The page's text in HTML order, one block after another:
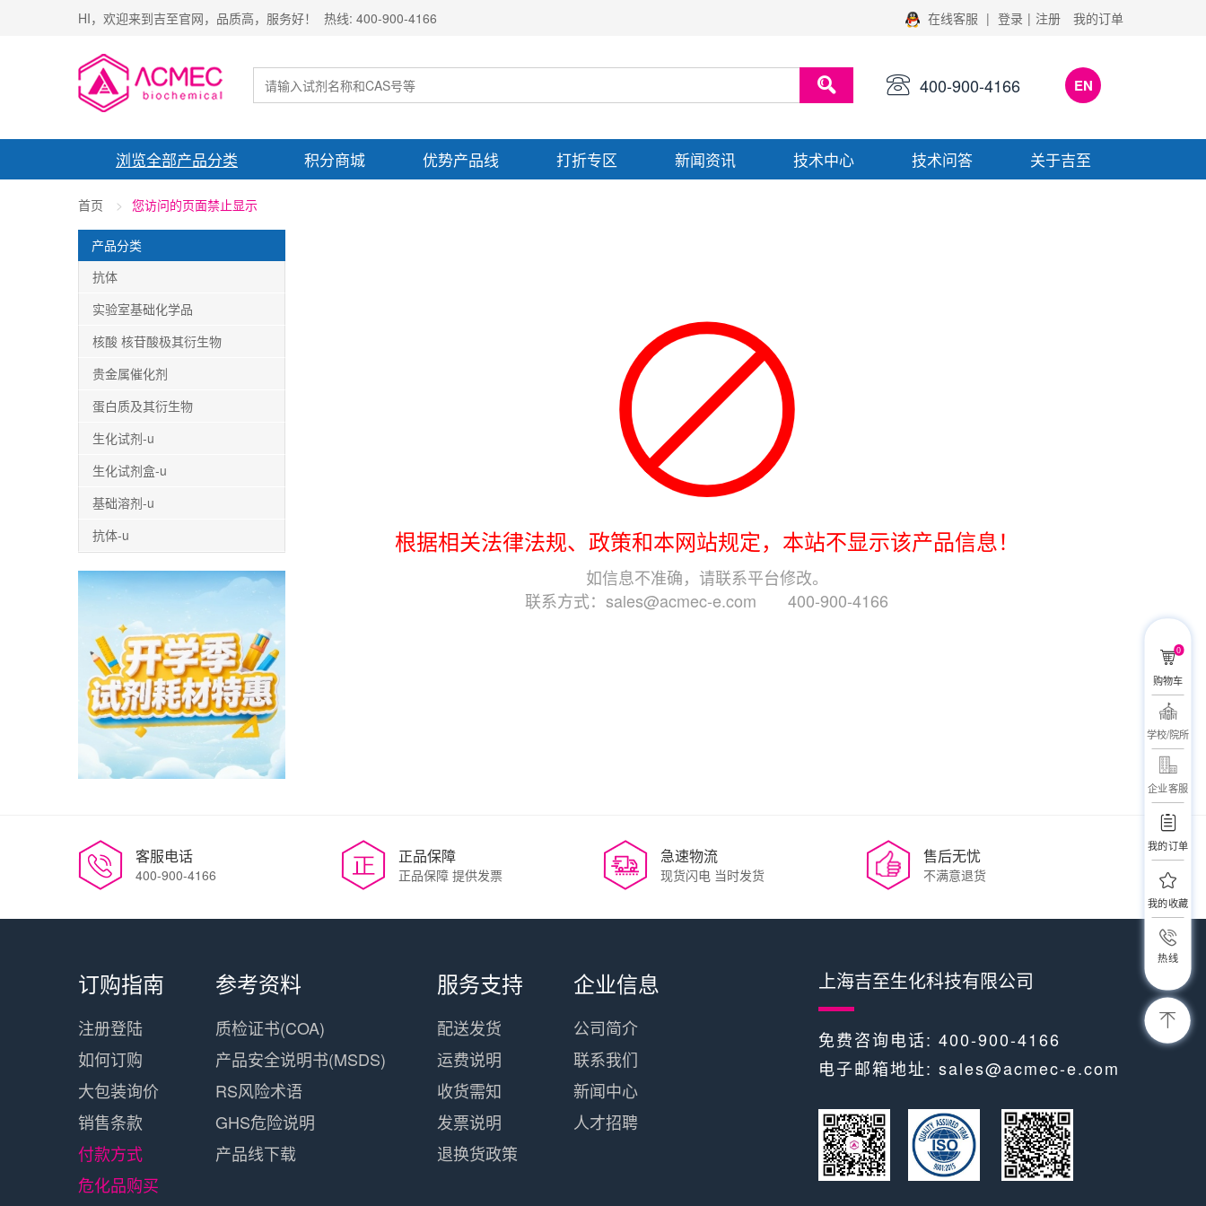
HI，欢迎来到吉至官网，品质高，服务好！ 热线: 400-900-4166 在线客服 | 登录 | 注册 我的订单
400-900-4166 EN
浏览全部产品分类 积分商城 优势产品线 打折专区 新闻资讯 技术中心 技术问答 关于吉至
首页 您访问的页面禁止显示
产品分类
抗体
实验室基础化学品
核酸 核苷酸极其衍生物
贵金属催化剂
蛋白质及其衍生物
生化试剂-u
生化试剂盒-u
基础溶剂-u
抗体-u
​根据相关法律法规、政策和本网站规定，本站不显示该产品信息！
如信息不准确，请联系平台修改。
联系方式：sales@acmec-e.com 400-900-4166
客服电话
400-900-4166
正品保障
正品保障 提供发票
急速物流
现货闪电 当时发货
售后无忧
不满意退货
订购指南
注册登陆
如何订购
大包装询价
销售条款
付款方式
危化品购买
参考资料
质检证书(COA)
产品安全说明书(MSDS)
RS风险术语
GHS危险说明
产品线下载
服务支持
配送发货
运费说明
收货需知
发票说明
退换货政策
企业信息
公司简介
联系我们
新闻中心
人才招聘
上海吉至生化科技有限公司
免费咨询电话: 400-900-4166
电子邮箱地址: sales@acmec-e.com
0
购物车
学校/院所
企业客服
我的订单
我的收藏
热线